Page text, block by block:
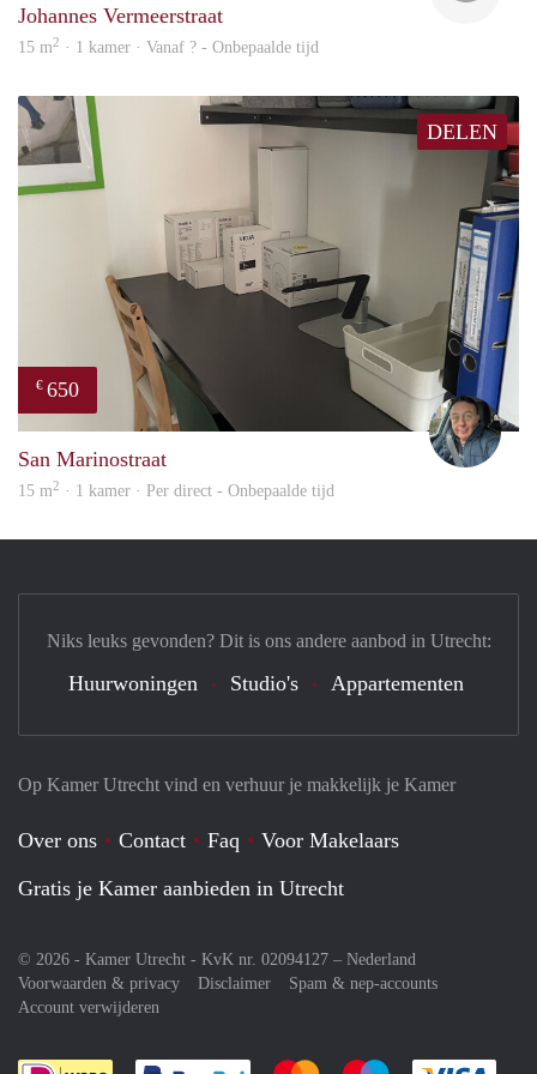
Johannes Vermeerstraat
15 m2 · 1 kamer · Vanaf ? - Onbepaalde tijd
DELEN
€ 650
San Marinostraat
15 m2 · 1 kamer · Per direct - Onbepaalde tijd
Op Kamer Utrecht vind en verhuur je makkelijk je Kamer
Over ons Contact Faq
Voor Makelaars
Gratis je Kamer aanbieden in Utrecht
© 2026 - Kamer Utrecht - KvK nr. 02094127 – Nederland
Voorwaarden & privacy
Disclaimer
Spam & nep-accounts
Account verwijderen
Niks leuks gevonden? Dit is ons andere aanbod in Utrecht:
Huurwoningen Studio's Appartementen